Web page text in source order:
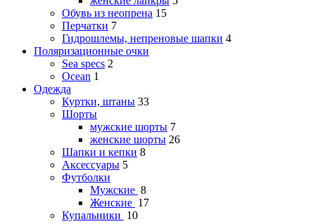
Обувь из неопрена 15
Перчатки 7
Гидрошлемы, непреновые шапки 4
Поляризационные очки
Sea specs 2
Ocean 1
Одежда
Куртки, штаны 33
Шорты
мужские шорты 7
женские шорты 26
Шапки и кепки 8
Аксессуары 5
Футболки
Мужские 8
Женские 17
Купальники 10